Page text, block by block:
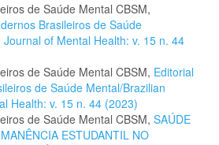
de Saúde Mental CBSM,
Brasileiros de Saúde
Journal of Mental Health: v. 15 n. 44
de Saúde Mental CBSM, Editorial
de Saúde Mental/Brazilian
Health: v. 15 n. 44 (2023)
de Saúde Mental CBSM, SAÚDE
ESTUDANTIL NO